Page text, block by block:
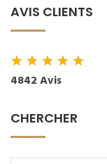
AVIS CLIENTS
★★★★★
4842 Avis
CHERCHER